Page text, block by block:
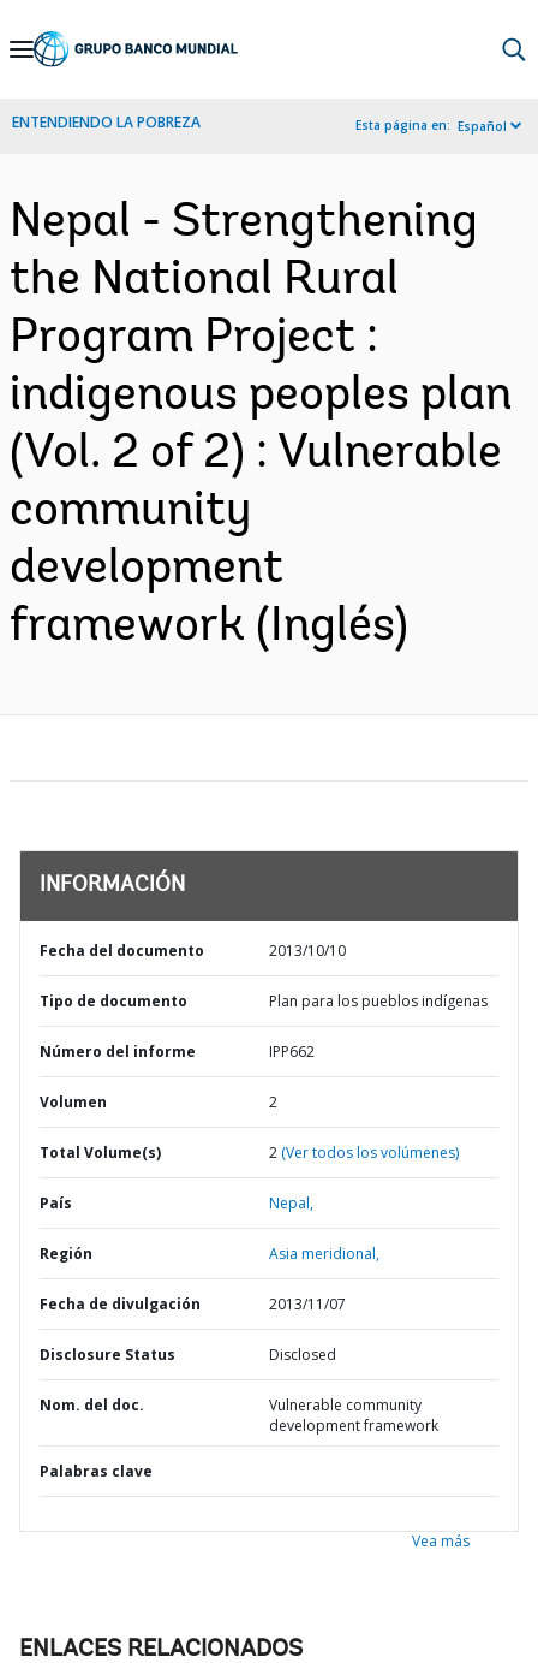
Skip
Navigation
ENTENDIENDO LA POBREZA Esta página en: Español
Nepal - Strengthening
the National Rural
Program Project :
indigenous peoples plan
(Vol. 2 of 2) : Vulnerable
community
development
framework (Inglés)
INFORMACIÓN
Fecha del documento 2013/10/10
Tipo de documento Plan para los pueblos indígenas
Número del informe IPP662
Volumen 2
Total Volume(s) 2 (Ver todos los volúmenes)
País Nepal,
Región Asia meridional,
Fecha de divulgación 2013/11/07
Disclosure Status Disclosed
Nom. del doc.
Vulnerable community
development framework
Palabras clave
Vea más
ENLACES RELACIONADOS